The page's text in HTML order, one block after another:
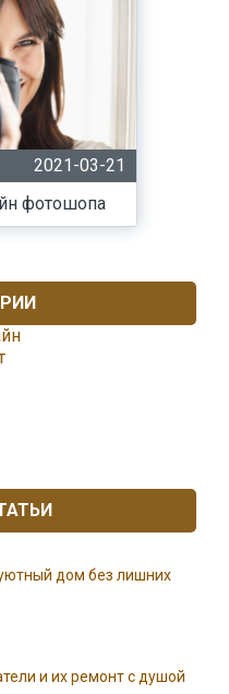
2021-03-21
фотошопа
дом без лишних
и их ремонт с душой